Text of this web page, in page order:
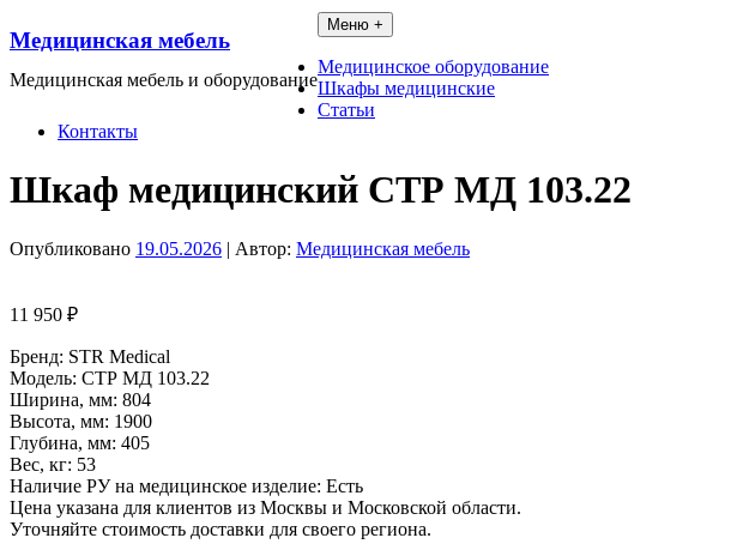
к
Медицинская мебель
Медицинская мебель и оборудование
Меню +
Медицинское оборудование
Шкафы медицинские
Статьи
Контакты
Шкаф медицинский СТР МД 103.22
Опубликовано 19.05.2026 | Автор: Медицинская мебель
11 950 ₽
Бренд: STR Medical
Модель: СТР МД 103.22
Ширина, мм: 804
Высота, мм: 1900
Глубина, мм: 405
Вес, кг: 53
Наличие РУ на медицинское изделие: Есть
Цена указана для клиентов из Москвы и Московской области.
Уточняйте стоимость доставки для своего региона.